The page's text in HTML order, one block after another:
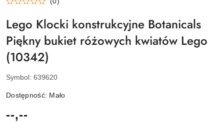
Lego Klocki konstrukcyjne Botanicals
Piękny bukiet różowych kwiatów Lego
(10342)
Symbol: 639620
Dostępność: Mało
cena:
--,--